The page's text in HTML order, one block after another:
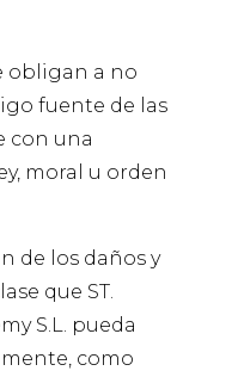
obligan a no
fuente de las
con una
moral u orden
de los daños y
que ST.
S.L. pueda
como